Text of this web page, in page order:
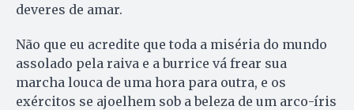
deveres de amar.
Não que eu acredite que toda a miséria do mundo
assolado pela raiva e a burrice vá frear sua
marcha louca de uma hora para outra, e os
exércitos se ajoelhem sob a beleza de um arco-íris